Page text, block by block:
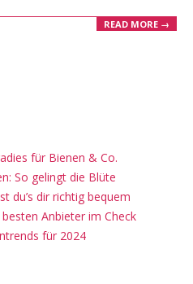
READ MORE →
für Bienen & Co.
So gelingt die Blüte
du’s dir richtig bequem
Anbieter im Check
für 2024